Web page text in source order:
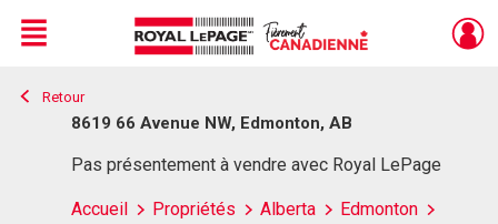
Live
En Direct
Menu
Retour
8619 66 Avenue NW, Edmonton, AB
Pas présentement à vendre avec Royal LePage
Accueil Propriétés Alberta
Edmonton